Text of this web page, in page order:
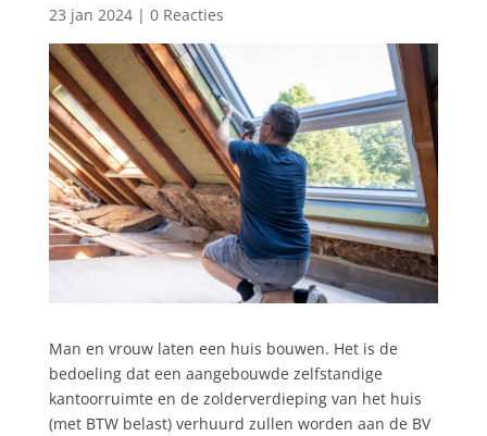
23 jan 2024| 0 Reacties
Man en vrouw laten een huis bouwen. Het is de
bedoeling dat een aangebouwde zelfstandige
kantoorruimte en de zolderverdieping van het huis
(met BTW belast) verhuurd zullen worden aan de BV